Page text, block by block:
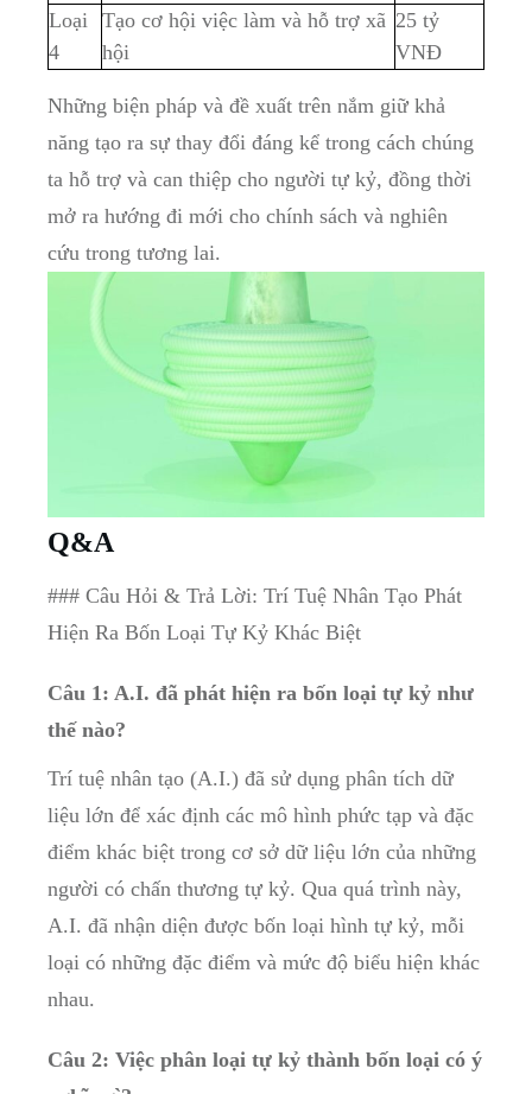
Loại
4
Tạo cơ⁤ hội việc làm và hỗ trợ xã
hội
25 tỷ
VNĐ
Những biện pháp và đề xuất trên‍ nắm giữ ⁤khả
năng tạo ⁣ra sự thay đổi⁤ đáng kể trong‍ cách chúng
ta hỗ trợ và can thiệp cho ‌người tự kỷ, đồng thời⁣
mở ra hướng đi mới⁢ cho chính sách​ và nghiên
cứu trong tương lai.
Q&A
### Câu‍ Hỏi​ & Trả Lời: Trí Tuệ Nhân Tạo Phát
Hiện Ra Bốn Loại Tự Kỷ Khác Biệt
Câu 1: A.I. đã phát hiện ra bốn loại tự kỷ như
‍thế nào?
Trí tuệ nhân tạo​ (A.I.) đã sử dụng phân tích dữ
liệu lớn để xác định các mô⁤ hình phức tạp và đặc
điểm khác biệt trong ⁣cơ sở dữ liệu⁣ lớn của những⁤
người có chấn thương tự‌ kỷ. ‍Qua quá trình này,
A.I. đã nhận diện được​ bốn loại hình tự kỷ, mỗi
‌loại có những⁣ đặc điểm và mức độ biểu hiện khác
nhau.
Câu 2:​ Việc phân‍ loại tự kỷ‍ thành ​bốn⁤ loại ‍có ý⁢